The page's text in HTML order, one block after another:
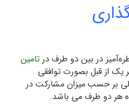
در بين دو طرف درتامين
از قبل بصورت توافقي
بر حسب ميزان مشاركت در
هر دو طرف می باشد.